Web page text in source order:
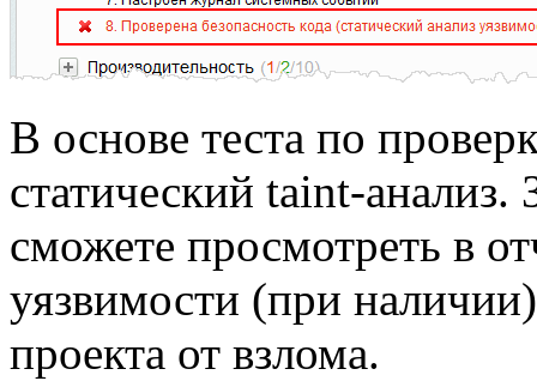
В основе теста по
статический taint-
сможете просмотреть в
уязвимости (при
проекта от взлома.